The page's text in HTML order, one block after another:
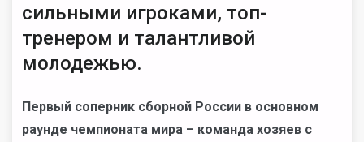
сильными игроками, топ-
тренером и талантливой
молодежью.
Первый соперник сборной России в основном
раунде чемпионата мира – команда хозяев с